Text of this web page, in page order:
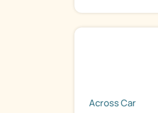
Across Car